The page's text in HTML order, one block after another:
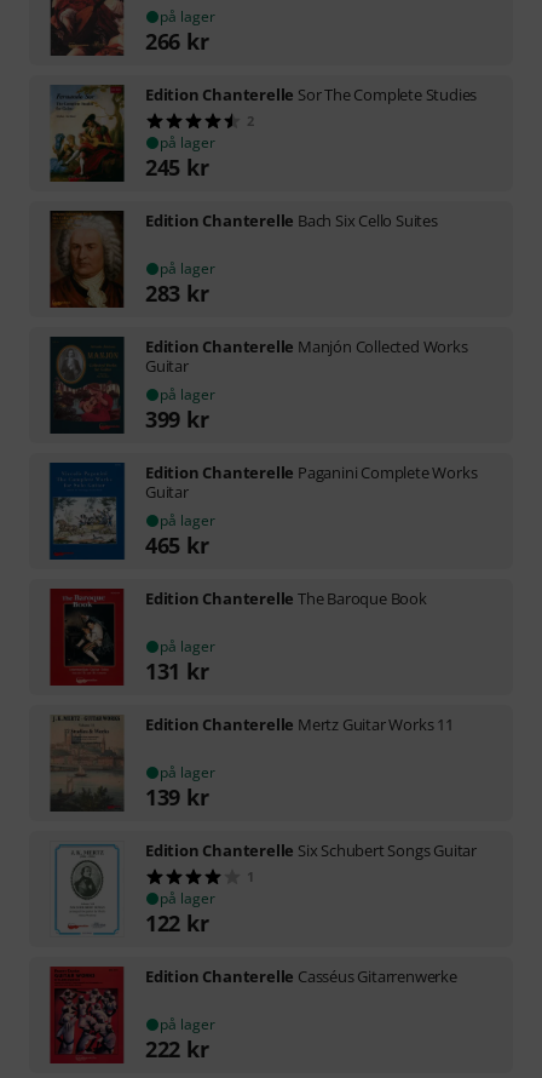
på lager
266 kr
Edition Chanterelle Sor The Complete Studies
2
på lager
245 kr
Edition Chanterelle Bach Six Cello Suites
på lager
283 kr
Edition Chanterelle Manjón Collected Works
Guitar
på lager
399 kr
Edition Chanterelle Paganini Complete Works
Guitar
på lager
465 kr
Edition Chanterelle The Baroque Book
på lager
131 kr
Edition Chanterelle Mertz Guitar Works 11
på lager
139 kr
Edition Chanterelle Six Schubert Songs Guitar
1
på lager
122 kr
Edition Chanterelle Casséus Gitarrenwerke
på lager
222 kr